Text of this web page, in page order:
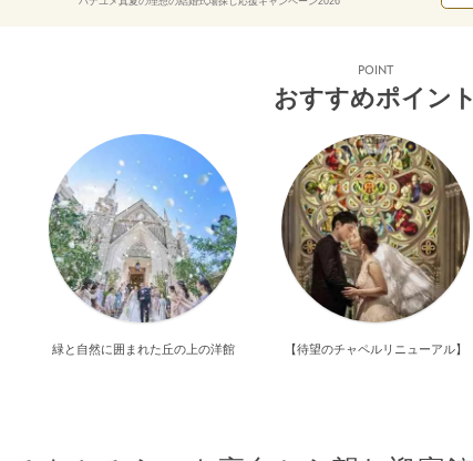
POINT
おすすめポイント
緑と自然に囲まれた丘の上の洋館 【待望のチャペルリニューアル】